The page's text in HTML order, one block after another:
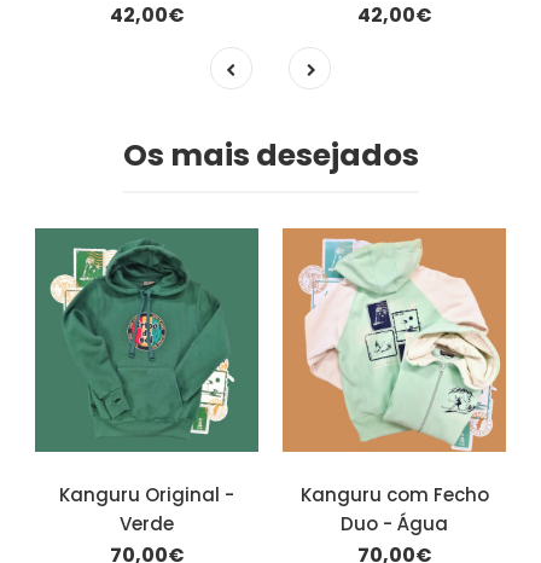
42,00€ 42,00€
Os mais desejados
Kanguru Original -
Verde
70,00€
Kanguru com Fecho
Duo - Água
70,00€